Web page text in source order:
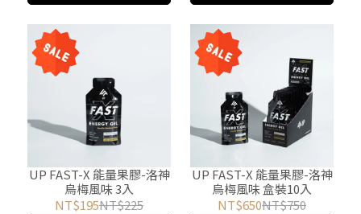
UP FAST-X 能量果膠-洛神
烏梅風味 3入
NT$195NT$225
UP FAST-X 能量果膠-洛神
烏梅風味 盒裝10入
NT$650NT$750